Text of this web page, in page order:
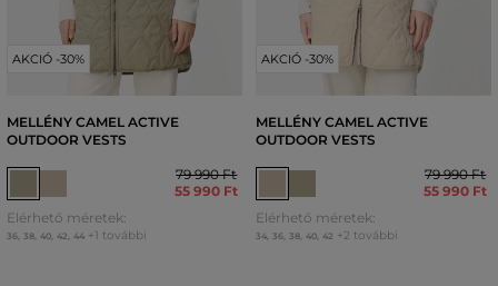
AKCIÓ -30%
MELLÉNY CAMEL ACTIVE
OUTDOOR VESTS
79 990 Ft
55 990 Ft
Elérhető méretek:
36, 38, 40, 42 44 +1 további
AKCIÓ -30%
MELLÉNY CAMEL ACTIVE
OUTDOOR VESTS
79 990 Ft
55 990 Ft
Elérhető méretek:
34, 36, 38, 40, 42 +2 további